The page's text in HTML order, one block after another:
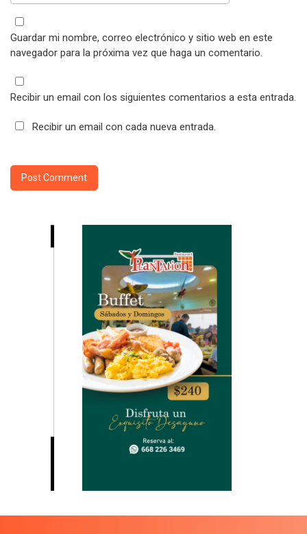
Guardar mi nombre, correo electrónico y sitio web en este
navegador para la próxima vez que haga un comentario.
Recibir un email con los siguientes comentarios a esta entrada.
Recibir un email con cada nueva entrada.